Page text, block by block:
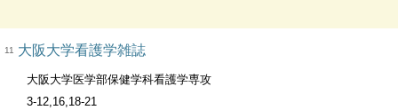
11 大阪大学看護学雑誌
大阪大学医学部保健学科看護学専攻
3-12,16,18-21